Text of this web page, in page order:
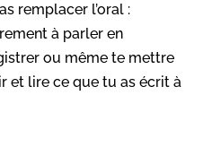
remplacer l’oral :
à parler en
ou même te mettre
et lire ce que tu as écrit à